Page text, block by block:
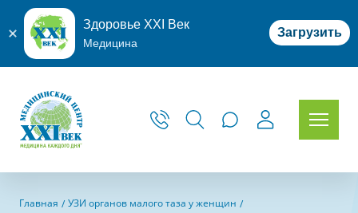
Здоровье XXI Век
Медицина
Загрузить
Главная УЗИ органов малого таза у женщин